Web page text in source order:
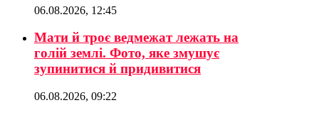
06.08.2026, 12:45
Мати й троє ведмежат лежать на
голій землі. Фото, яке змушує
зупинитися й придивитися
06.08.2026, 09:22